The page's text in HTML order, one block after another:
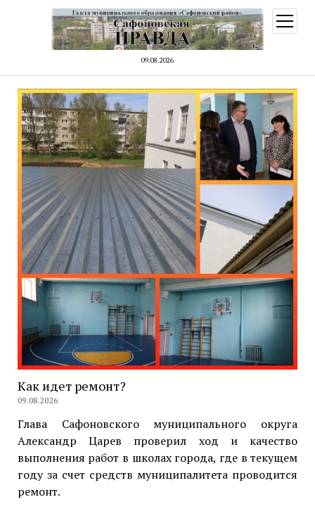
09.08.2026
меню
Как идет ремонт?
09.08.2026
Глава Сафоновского муниципального округа
Александр Царев проверил ход и качество
выполнения работ в школах города, где в текущем
году за счет средств муниципалитета проводится
ремонт.